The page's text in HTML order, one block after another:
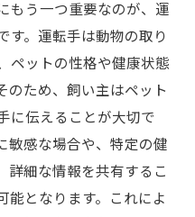
もう一つ重要なのが、運
す。運転手は動物の取り
ペットの性格や健康状態
のため、飼い主はペット
に伝えることが大切で
敏感な場合や、特定の健
詳細な情報を共有するこ
能となります。これによ